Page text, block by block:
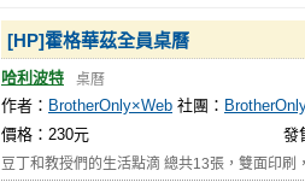
[HP]霍格華茲全員桌曆
哈利波特 桌曆
作者： BrotherOnly×Web 社團：
價格：230元
發
豆丁和教授們的生活點滴 總共13張，雙面印